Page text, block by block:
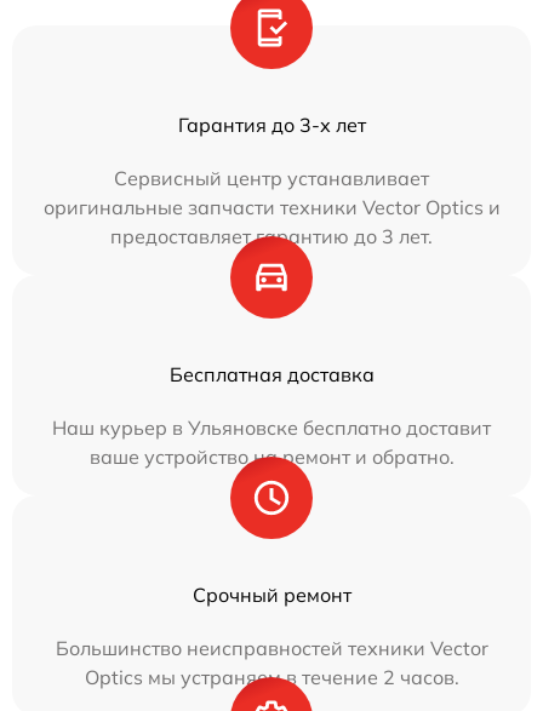
Гарантия до 3-х лет
Сервисный центр устанавливает
оригинальные запчасти техники Vector Optics и
предоставляет гарантию до 3 лет.
Бесплатная доставка
Наш курьер в Ульяновске бесплатно доставит
ваше устройство на ремонт и обратно.
Срочный ремонт
Большинство неисправностей техники Vector
Optics мы устраняем в течение 2 часов.